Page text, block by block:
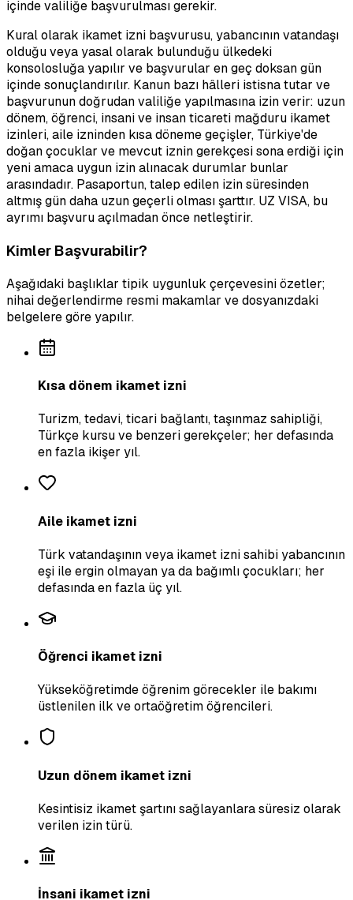
içinde valiliğe başvurulması gerekir.
Kural olarak ikamet izni başvurusu, yabancının vatandaşı
olduğu veya yasal olarak bulunduğu ülkedeki
konsolosluğa yapılır ve başvurular en geç doksan gün
içinde sonuçlandırılır. Kanun bazı hâlleri istisna tutar ve
başvurunun doğrudan valiliğe yapılmasına izin verir: uzun
dönem, öğrenci, insani ve insan ticareti mağduru ikamet
izinleri, aile izninden kısa döneme geçişler, Türkiye'de
doğan çocuklar ve mevcut iznin gerekçesi sona erdiği için
yeni amaca uygun izin alınacak durumlar bunlar
arasındadır. Pasaportun, talep edilen izin süresinden
altmış gün daha uzun geçerli olması şarttır. UZ VISA, bu
ayrımı başvuru açılmadan önce netleştirir.
Kimler Başvurabilir?
Aşağıdaki başlıklar tipik uygunluk çerçevesini özetler;
nihai değerlendirme resmi makamlar ve dosyanızdaki
belgelere göre yapılır.
Kısa dönem ikamet izni
Turizm, tedavi, ticari bağlantı, taşınmaz sahipliği,
Türkçe kursu ve benzeri gerekçeler; her defasında
en fazla ikişer yıl.
Aile ikamet izni
Türk vatandaşının veya ikamet izni sahibi yabancının
eşi ile ergin olmayan ya da bağımlı çocukları; her
defasında en fazla üç yıl.
Öğrenci ikamet izni
Yükseköğretimde öğrenim görecekler ile bakımı
üstlenilen ilk ve ortaöğretim öğrencileri.
Uzun dönem ikamet izni
Kesintisiz ikamet şartını sağlayanlara süresiz olarak
verilen izin türü.
İnsani ikamet izni